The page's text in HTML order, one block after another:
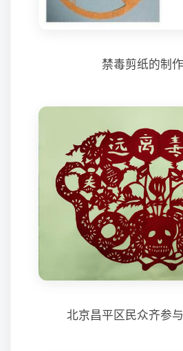
禁毒剪纸的制
北京昌平区民众齐参